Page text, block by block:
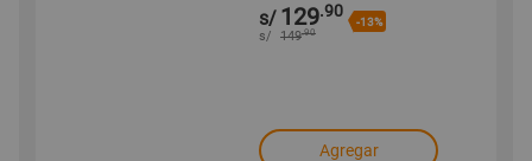
s/ 129.90
-13%
s/ 149.90
Agregar